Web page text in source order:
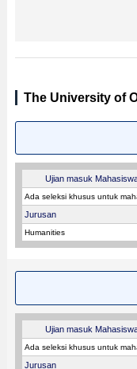
Engineering
International College
The University of
Ujian masuk
Ada seleksi khusus untuk
Jurusan
Humanities
Ujian masuk
Ada seleksi khusus untuk
Jurusan